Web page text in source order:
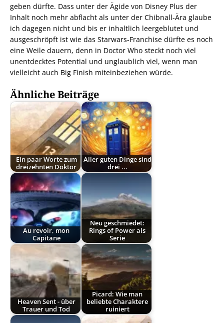
geben dürfte. Dass unter der Ägide von Disney Plus der
Inhalt noch mehr abflacht als unter der Chibnall-Ära glaube
ich dagegen nicht und bis er inhaltlich leergeblutet und
ausgeschröpft ist wie das Starwars-Franchise dürfte es noch
eine Weile dauern, denn in Doctor Who steckt noch viel
unentdecktes Potential und unglaublich viel, wenn man
vielleicht auch Big Finish miteinbeziehen würde.
Ähnliche Beiträge
Ein paar Worte zum
dreizehnten Doktor
Aller guten Dinge sind
drei ...
Au revoir, mon
Capitane
Neu geschmiedet:
Rings of Power als
Serie
Heaven Sent - über
Trauer und Tod
Picard: Wie man
beliebte Charaktere
ruiniert